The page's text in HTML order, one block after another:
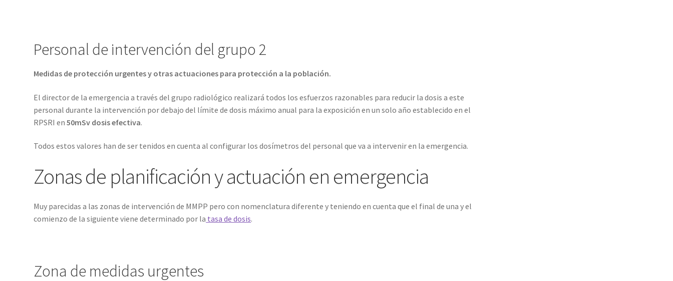
Personal de intervención del grupo 2
Medidas de protección urgentes y otras actuaciones para protección a la población.
El director de la emergencia a través del grupo radiológico realizará todos los esfuerzos razonables para reducir la dosis a este
personal durante la intervención por debajo del límite de dosis máximo anual para la exposición en un solo año establecido en el
RPSRI en50mSv dosis efectiva.
Todos estos valores han de ser tenidos en cuenta al configurar los dosímetros del personal que va a intervenir en la emergencia.
Zonas de planificación y actuación en emergencia
Muy parecidas a las zonas de intervención de MMPP pero con nomenclatura diferente y teniendo en cuenta que el final de una y el
comienzo de la siguiente viene determinado por la tasa de dosis.
Zona de medidas urgentes